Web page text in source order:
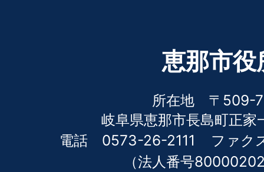
恵那市役
所在地 〒509-
岐阜県恵那市長島町正家
電話 0573-26-2111
ファ
（法人番号